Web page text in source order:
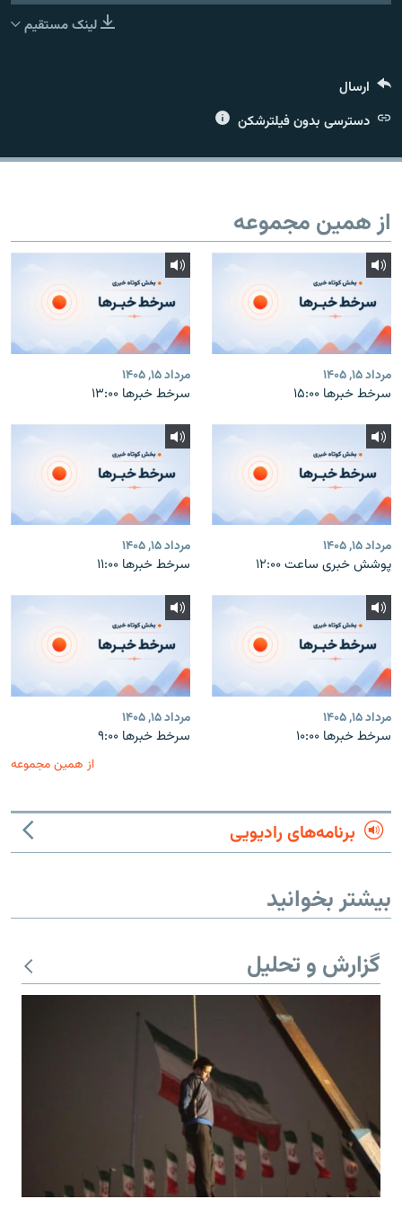
لینک مستقیم
ارسال
دسترسی بدون فیلترشکن
از همین مجموعه
مرداد ۱۵, ۱۴۰۵
سرخط خبرها ۱۵:۰۰
مرداد ۱۵, ۱۴۰۵
سرخط خبرها ۱۳:۰۰
مرداد ۱۵, ۱۴۰۵
پوشش خبری ساعت ۱۲:۰۰
مرداد ۱۵, ۱۴۰۵
سرخط خبرها ۱۱:۰۰
مرداد ۱۵, ۱۴۰۵
سرخط خبرها ۱۰:۰۰
مرداد ۱۵, ۱۴۰۵
سرخط خبرها ۹:۰۰
از همین مجموعه
برنامه‌های رادیویی
بیشتر بخوانید
گزارش و تحلیل